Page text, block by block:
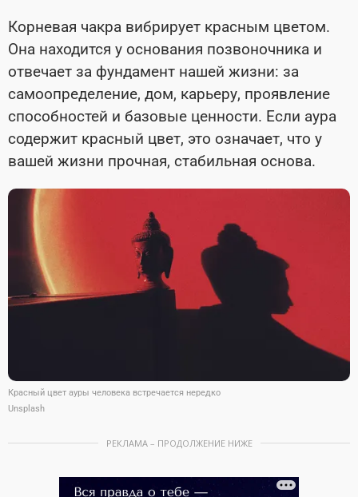
Корневая чакра вибрирует красным цветом.
Она находится у основания позвоночника и
отвечает за фундамент нашей жизни: за
самоопределение, дом, карьеру, проявление
способностей и базовые ценности. Если аура
содержит красный цвет, это означает, что у
вашей жизни прочная, стабильная основа.
Красный цвет ауры человека встречается нередко
Unsplash
РЕКЛАМА – ПРОДОЛЖЕНИЕ НИЖЕ